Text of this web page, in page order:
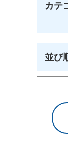
カテ
並び